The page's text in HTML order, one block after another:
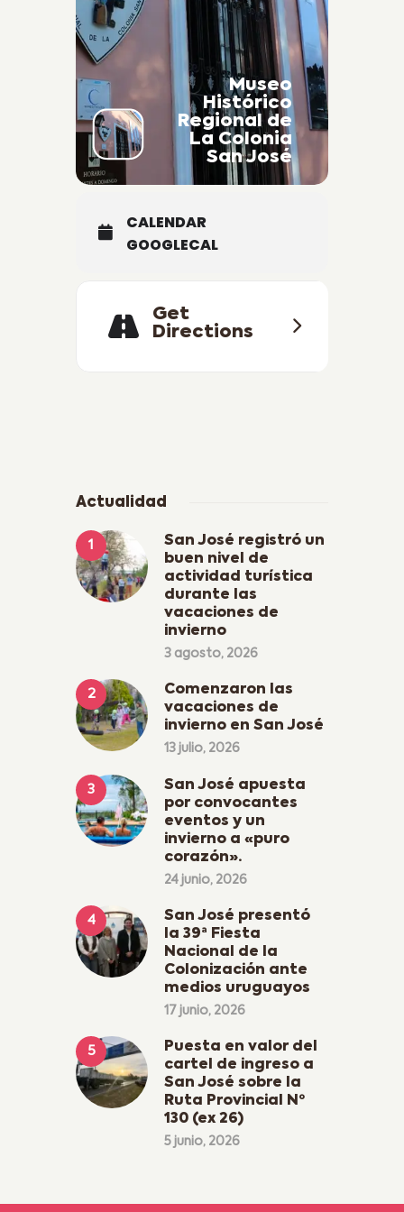
Los esperamos en los horarios de
apertura siendo que la misma se
extenderá hasta Semana Santa.
Museo
Histórico
Regional de
La Colonia
San José
CALENDAR
GOOGLECAL
Get
Directions
Actualidad
San José registró un
buen nivel de
actividad turística
durante las
vacaciones de
invierno
3 agosto, 2026
Comenzaron las
vacaciones de
invierno en San José
13 julio, 2026
San José apuesta
por convocantes
eventos y un
invierno a «puro
corazón».
24 junio, 2026
San José presentó
la 39ª Fiesta
Nacional de la
Colonización ante
medios uruguayos
17 junio, 2026
Puesta en valor del
cartel de ingreso a
San José sobre la
Ruta Provincial Nº
130 (ex 26)
5 junio, 2026